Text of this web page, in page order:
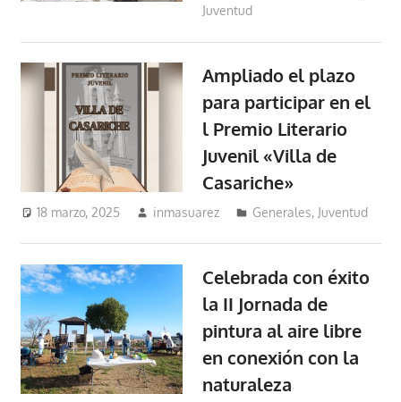
Juventud
Ampliado el plazo
para participar en el
l Premio Literario
Juvenil «Villa de
Casariche»
18 marzo, 2025 inmasuarez Generales, Juventud
Celebrada con éxito
la II Jornada de
pintura al aire libre
en conexión con la
naturaleza